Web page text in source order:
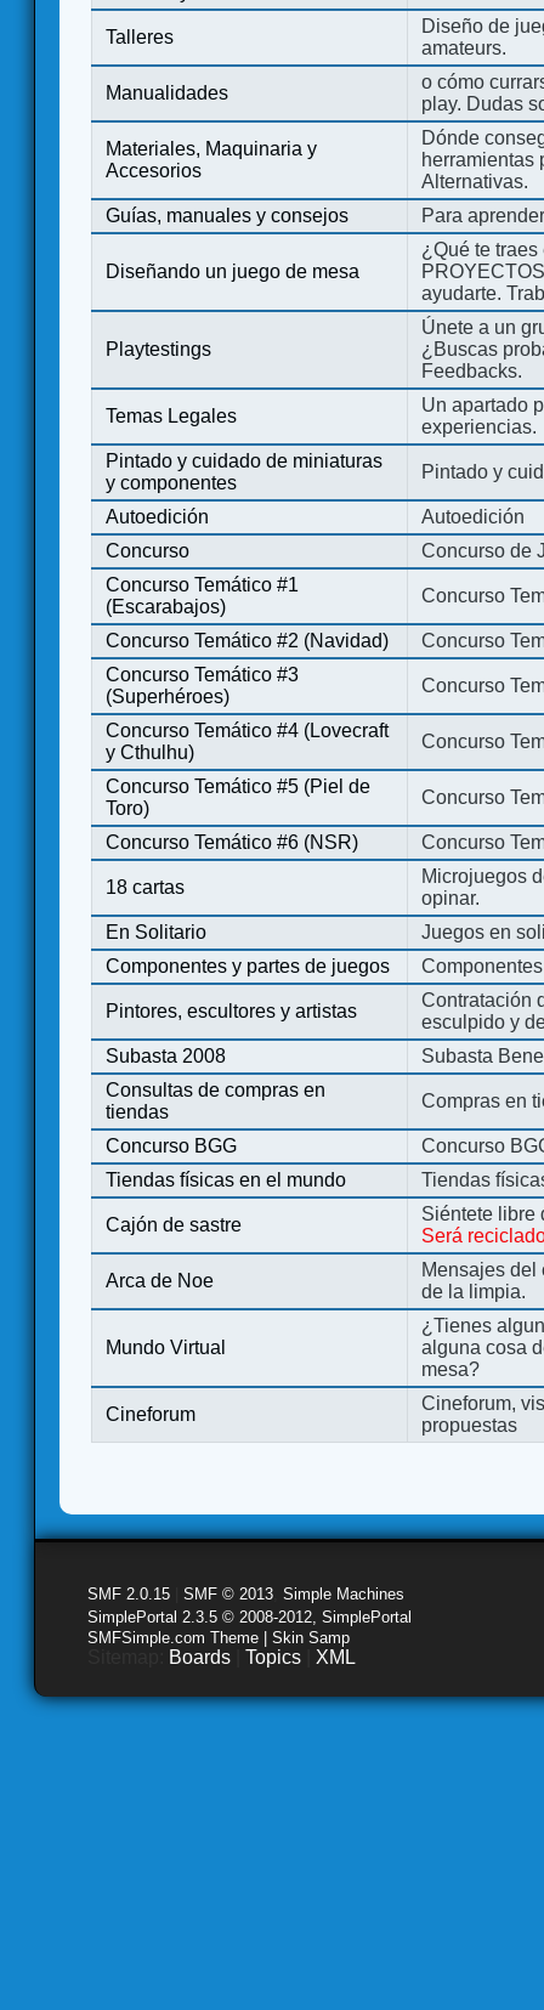
Talleres
Diseño de
amateurs.
Manualidades
o cómo
play. Dudas
Materiales, Maquinaria y
Accesorios
Dónde
herramientas
Alternativas.
Guías, manuales y consejos
Para
Diseñando un juego de mesa
¿Qué te
ayudarte.
Playtestings
Únete a un
¿Buscas
Feedbacks.
Temas Legales
Un apartado
experiencias.
Pintado y cuidado de miniaturas
y componentes
Pintado y
Autoedición
Autoedición
Concurso
Concurso de
Concurso Temático #1
(Escarabajos)
Concurso
Concurso Temático #2 (Navidad)
Concurso
Concurso Temático #3
(Superhéroes)
Concurso
Concurso Temático #4 (Lovecraft
y Cthulhu)
Concurso
Concurso Temático #5 (Piel de
Toro)
Concurso
Concurso Temático #6 (NSR) Concurso
18 cartas
Microjuegos
opinar.
En Solitario
Juegos en
Componentes y partes de juegos
Pintores, escultores y artistas
Contratación
esculpido y
Subasta 2008
Subasta
Consultas de compras en
tiendas
Compras en
Concurso BGG
Concurso
Tiendas físicas en el mundo
Tiendas
Cajón de sastre
Siéntete libre
Será
Arca de Noe
Mensajes del
de la limpia.
Mundo Virtual
¿Tienes
alguna cosa
mesa?
Cineforum
Cineforum,
propuestas
SMF 2.0.15 SMF © 2013 Simple Machines
SimplePortal 2.3.5 © 2008-2012, SimplePortal
SMFSimple.com Theme | Skin Samp
Boards Topics XML